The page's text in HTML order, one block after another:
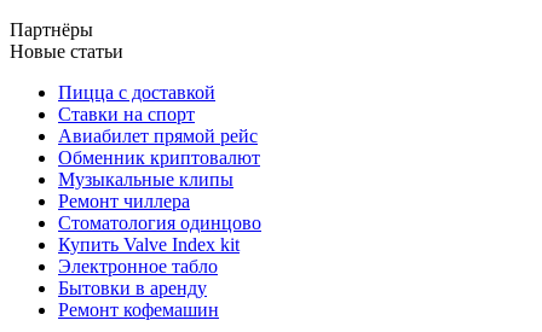
Партнёры
Новые статьи
Пицца с доставкой
Ставки на спорт
Авиабилет прямой рейс
Обменник криптовалют
Музыкальные клипы
Ремонт чиллера
Стоматология одинцово
Купить Valve Index kit
Электронное табло
Бытовки в аренду
Ремонт кофемашин